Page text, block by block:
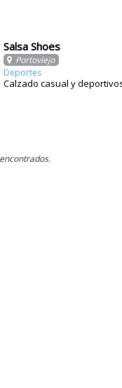
Salsa Shoes
Portoviejo
Deportes
Calzado casual y